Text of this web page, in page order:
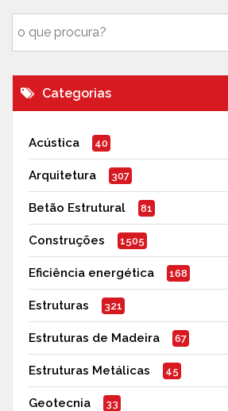
Categorias
Acústica 40
Arquitetura 307
Betão Estrutural 81
Construções 1505
Eficiência energética 168
Estruturas 321
Estruturas de Madeira 67
Estruturas Metálicas 45
Geotecnia 33